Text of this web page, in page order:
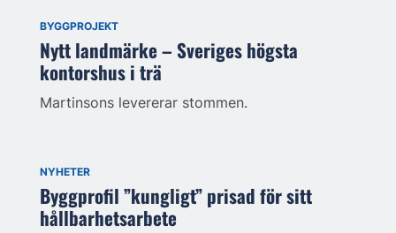
BYGGPROJEKT
Nytt landmärke – Sveriges högsta
kontorshus i trä
Martinsons levererar stommen.
NYHETER
Byggprofil ”kungligt” prisad för sitt
hållbarhetsarbete